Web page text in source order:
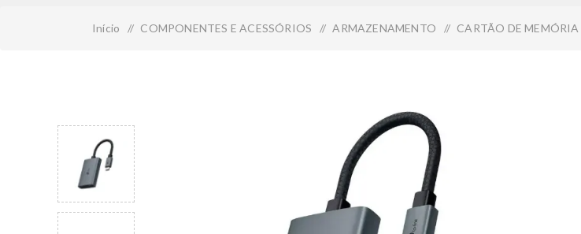
Início / COMPONENTES E ACESSÓRIOS / ARMAZENAMENTO / CARTÃO DE MEMÓRIA